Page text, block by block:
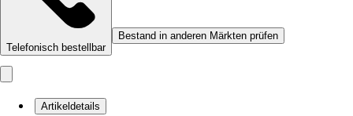
Telefonisch bestellbar
Bestand in anderen Märkten prüfen
Artikeldetails